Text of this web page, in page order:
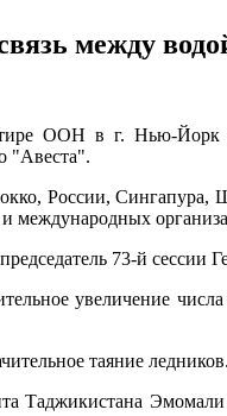
между
ООН в г. Нью-
"Авеста".
России,
международных
73-й
увеличение
таяние ледников.
Таджикистана